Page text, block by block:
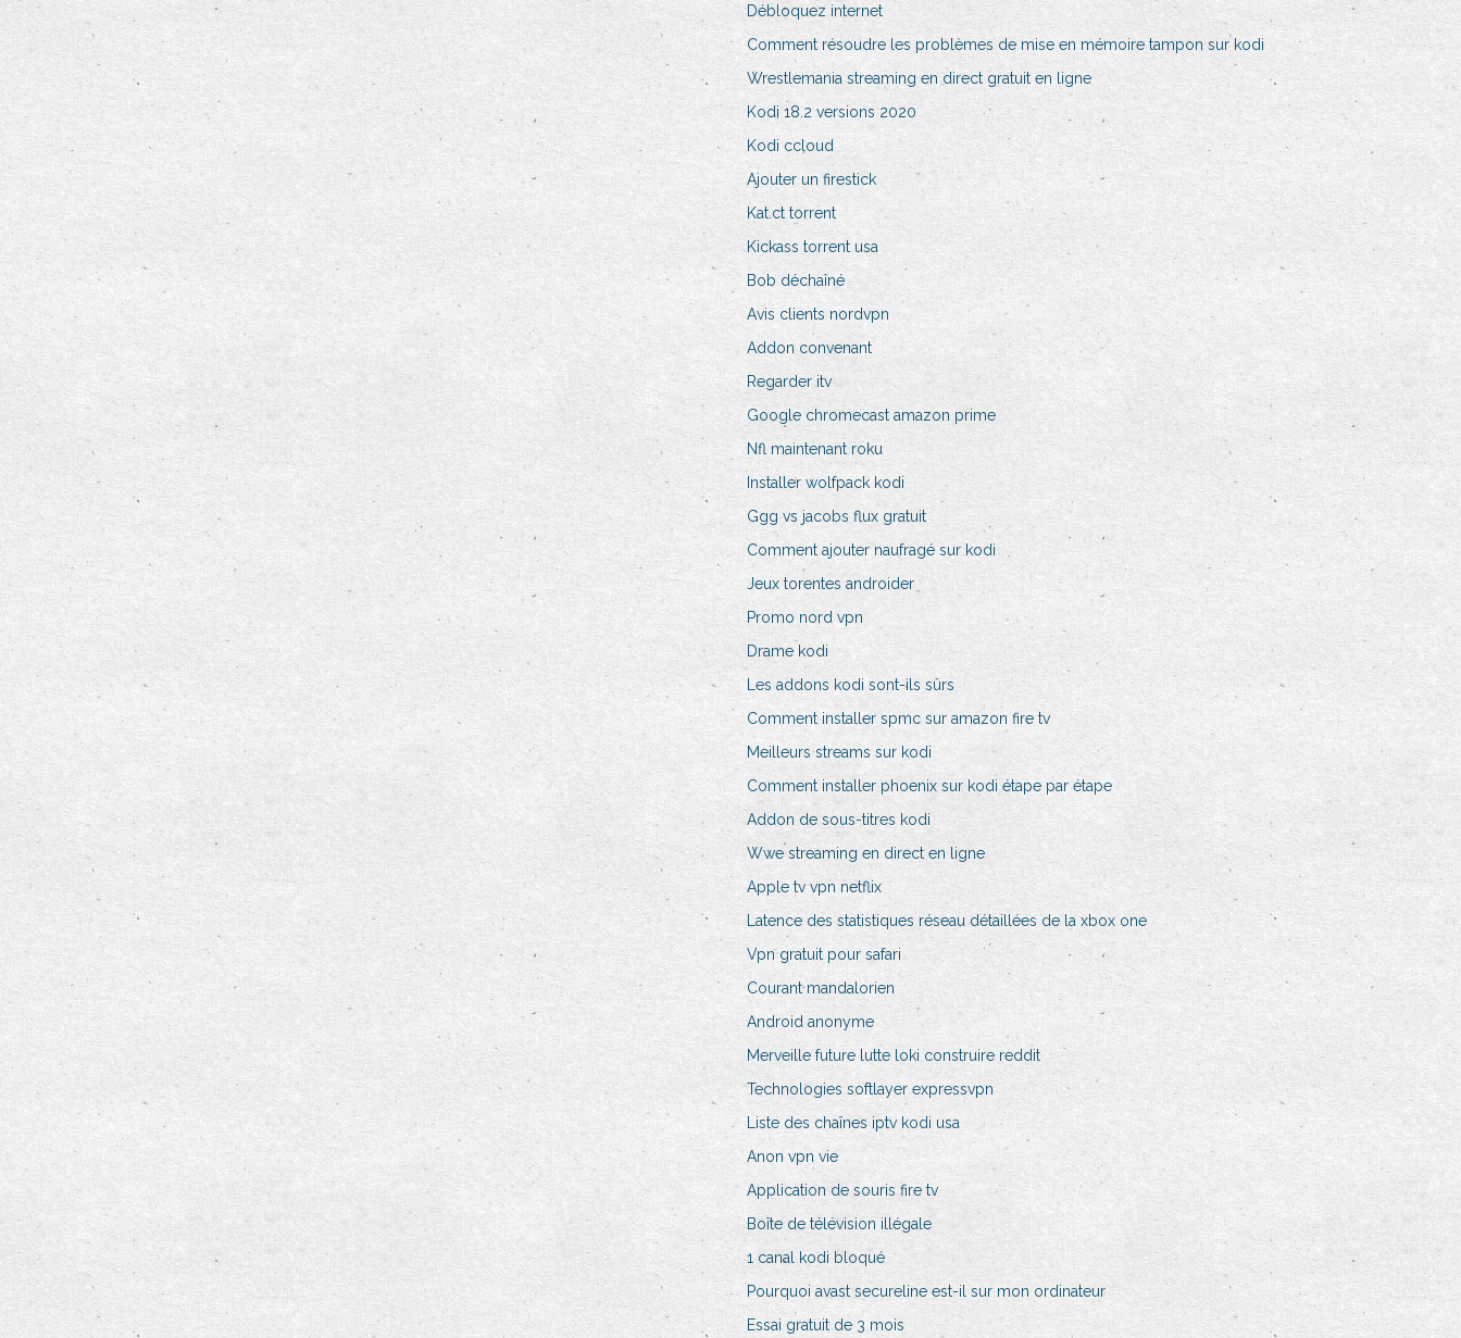
Débloquez internet
Comment résoudre les problèmes de mise en mémoire tampon sur kodi
Wrestlemania streaming en direct gratuit en ligne
Kodi 18.2 versions 2020
Kodi ccloud
Ajouter un firestick
Kat.ct torrent
Kickass torrent usa
Bob déchaîné
Avis clients nordvpn
Addon convenant
Regarder itv
Google chromecast amazon prime
Nfl maintenant roku
Installer wolfpack kodi
Ggg vs jacobs flux gratuit
Comment ajouter naufragé sur kodi
Jeux torentes androider
Promo nord vpn
Drame kodi
Les addons kodi sont-ils sûrs
Comment installer spmc sur amazon fire tv
Meilleurs streams sur kodi
Comment installer phoenix sur kodi étape par étape
Addon de sous-titres kodi
Wwe streaming en direct en ligne
Apple tv vpn netflix
Latence des statistiques réseau détaillées de la xbox one
Vpn gratuit pour safari
Courant mandalorien
Android anonyme
Merveille future lutte loki construire reddit
Technologies softlayer expressvpn
Liste des chaînes iptv kodi usa
Anon vpn vie
Application de souris fire tv
Boîte de télévision illégale
1 canal kodi bloqué
Pourquoi avast secureline est-il sur mon ordinateur
Essai gratuit de 3 mois